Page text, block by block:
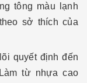
tông màu lạnh
sở thích của
quyết định đến
từ nhựa cao